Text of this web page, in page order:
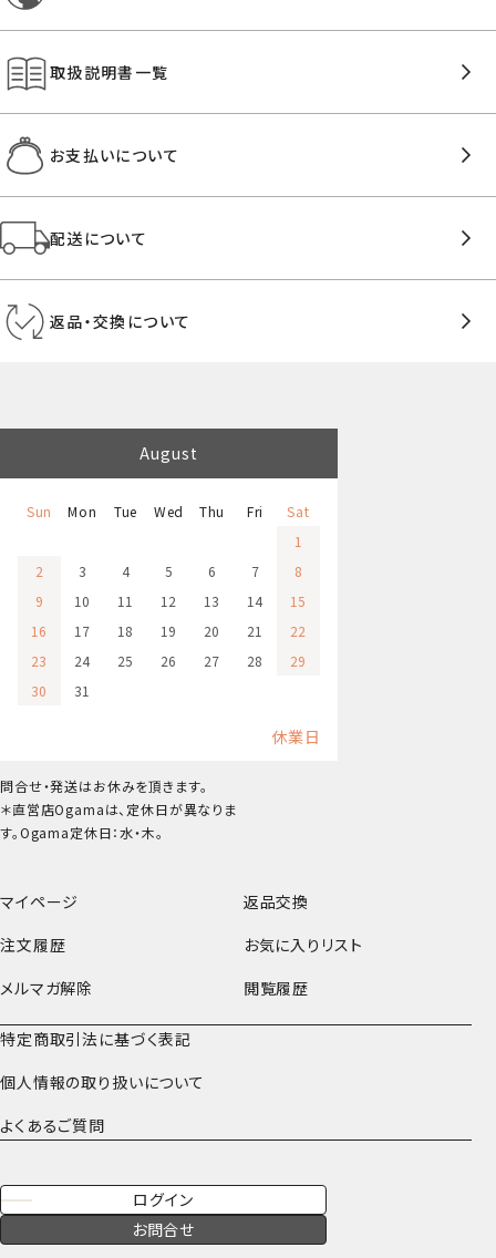
取扱説明書一覧
お支払いについて
配送について
返品・交換について
マイページ
返品交換
注文履歴
お気に入りリスト
メルマガ解除
閲覧履歴
特定商取引法に基づく表記
個人情報の取り扱いについて
よくあるご質問
ログイン
お問合せ
August
Sun Mon Tue Wed Thu Fri
Sat
1
2
3 4 5 6 7
8
9
10 11 12 13 14
15
16
17 18 19 20 21
22
23
24 25 26 27 28
29
30
31
休業日
問合せ・発送はお休みを頂きます。
＊直営店Ogamaは、定休日が異なりま
す。Ogama定休日：水・木。